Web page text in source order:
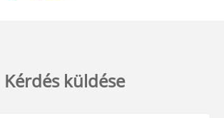
Kérdés küldése